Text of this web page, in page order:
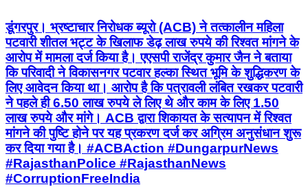
डूंगरपुर। भ्रष्टाचार निरोधक ब्यूरो (ACB) ने तत्कालीन महिला
पटवारी शीतल भट्ट के खिलाफ डेढ़ लाख रुपये की रिश्वत मांगने के
आरोप में मामला दर्ज किया है। एएसपी राजेंद्र कुमार जैन ने बताया
कि परिवादी ने विकासनगर पटवार हल्का स्थित भूमि के शुद्धिकरण के
लिए आवेदन किया था। आरोप है कि पत्रावली लंबित रखकर पटवारी
ने पहले ही 6.50 लाख रुपये ले लिए थे और काम के लिए 1.50
लाख रुपये और मांगे। ACB द्वारा शिकायत के सत्यापन में रिश्वत
मांगने की पुष्टि होने पर यह प्रकरण दर्ज कर अग्रिम अनुसंधान शुरू
कर दिया गया है। #ACBAction #DungarpurNews
#RajasthanPolice #RajasthanNews
#CorruptionFreeIndia